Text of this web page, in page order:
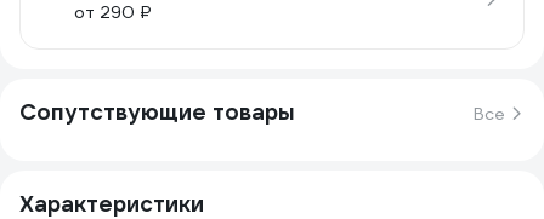
от 290 ₽
Сопутствующие товары Все
Характеристики